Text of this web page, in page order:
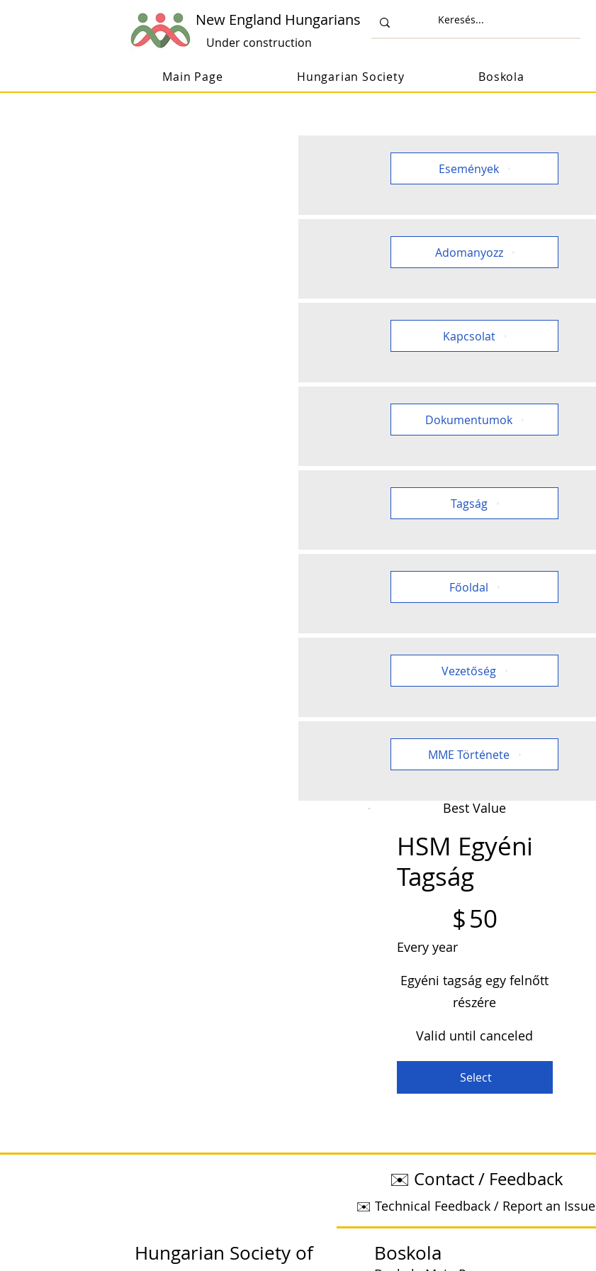
New England Hungarians
Under construction
Main Page Hungarian Society Boskola
Események
Adomanyozz
Kapcsolat
Dokumentumok
Tagság
Főoldal
Vezetőség
MME Története
Best Value
HSM Egyéni
Tagság
$50
Every year
Egyéni tagság egy felnőtt
részére
Valid until canceled
Select
✉️ Contact / Feedback
✉️ Technical Feedback / Report an Issue
Hungarian Society of
Boskola